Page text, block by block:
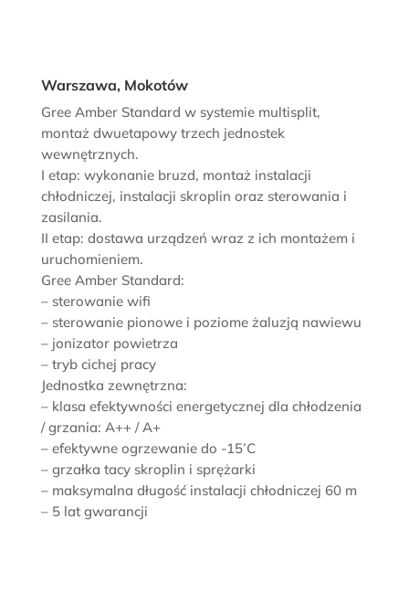
Warszawa, Mokotów
Gree Amber Standard w systemie multisplit,
montaż dwuetapowy trzech jednostek
wewnętrznych.
I etap: wykonanie bruzd, montaż instalacji
chłodniczej, instalacji skroplin oraz sterowania i
zasilania.
II etap: dostawa urządzeń wraz z ich montażem i
uruchomieniem.
Gree Amber Standard:
– sterowanie wifi
– sterowanie pionowe i poziome żaluzją nawiewu
– jonizator powietrza
– tryb cichej pracy
Jednostka zewnętrzna:
– klasa efektywności energetycznej dla chłodzenia
/ grzania: A++ / A+
– efektywne ogrzewanie do -15’C
– grzałka tacy skroplin i sprężarki
– maksymalna długość instalacji chłodniczej 60 m
– 5 lat gwarancji